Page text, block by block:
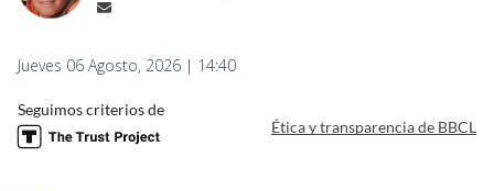
Jueves 06 Agosto, 2026 | 14:40
Seguimos criterios de
Ética y transparencia de BBCL